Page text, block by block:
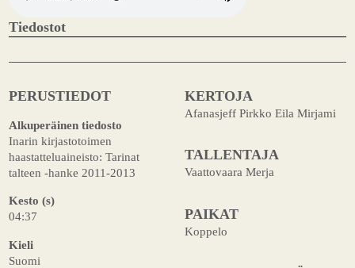
Tiedostot
PERUSTIEDOT
Alkuperäinen tiedosto
Inarin kirjastotoimen
haastatteluaineisto: Tarinat
talteen -hanke 2011-2013
Kesto (s)
04:37
Kieli
Suomi
KERTOJA
Afanasjeff Pirkko Eila Mirjami
TALLENTAJA
Vaattovaara Merja
PAIKAT
Koppelo